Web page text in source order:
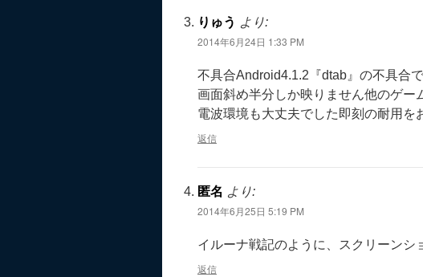
りゅう より:
2014年6月24日 1:33 PM
不具合Android4.1.2『dtab』の不具合
画面斜め半分しか映りません他のゲー
電波環境も大丈夫でした即刻の耐用を
返信
匿名 より:
2014年6月25日 5:19 PM
イルーナ戦記のように、スクリーンシ
返信